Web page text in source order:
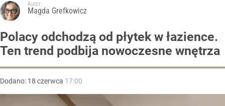
Autor:
Magda Grefkowicz
Polacy odchodzą od płytek w łazience.
Ten trend podbija nowoczesne wnętrza
Dodano: 18 czerwca 17:00